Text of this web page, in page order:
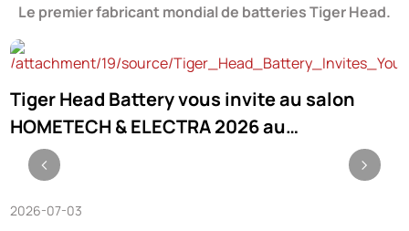
Le premier fabricant mondial de batteries Tiger Head.
Tiger Head Battery vous invite au salon
HOMETECH & ELECTRA 2026 au
Kazakhstan.
2026-07-03